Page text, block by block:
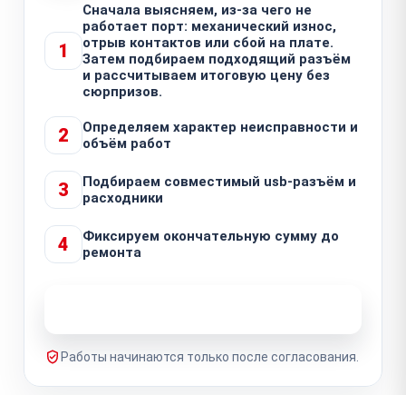
1
Сначала выясняем, из-за чего не
работает порт: механический износ,
отрыв контактов или сбой на плате.
Затем подбираем подходящий разъём
и рассчитываем итоговую цену без
сюрпризов.
2
Определяем характер неисправности и
объём работ
3
Подбираем совместимый usb-разъём и
расходники
4
Фиксируем окончательную сумму до
ремонта
Работы начинаются только после согласования.